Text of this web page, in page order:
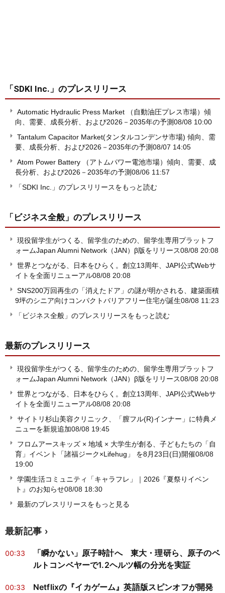
「SDKI Inc.」 のプレスリリース
Automatic Hydraulic Press Market （自動油圧プレス市場）傾
向、需要、成長分析、および2026－2035年の予測08/08 10:00
Tantalum Capacitor Market(タンタルコンデンサ市場) 傾向、需
要、成長分析、および2026－2035年の予測08/07 14:05
Atom Power Battery （アトムパワー電池市場）傾向、需要、成
長分析、および2026－2035年の予測08/06 11:57
「SDKI Inc.」のプレスリリースをもっと読む
「ビジネス全般」 のプレスリリース
現役留学生がつくる、留学生のための、留学生専用プラットフ
ォームJapan Alumni Network（JAN）β版をリリース08/08 20:08
世界とつながる、日本をひらく。創立13周年、JAPI公式Webサ
イトを全面リニューアル08/08 20:08
SNS200万回再生の「消えたドア」の謎が明かされる、建築面積
9坪のシニア向けコンパクトバリアフリー住宅が誕生08/08 11:23
「ビジネス全般」のプレスリリースをもっと読む
最新のプレスリリース
現役留学生がつくる、留学生のための、留学生専用プラットフ
ォームJapan Alumni Network（JAN）β版をリリース08/08 20:08
世界とつながる、日本をひらく。創立13周年、JAPI公式Webサ
イトを全面リニューアル08/08 20:08
サイトリ杉山美容クリニック、「膣フル(R)インナー」に特典メ
ニューを新規追加08/08 19:45
フロムアースキッズ × 地域 × 大学生が創る、子どもたちの「自
育」イベント「諸福ジーク×Lifehug」 を8月23日(日)開催08/08
19:00
学園生活コミュニティ「キャラフレ」｜2026『夏祭りイベン
ト』のお知らせ08/08 18:30
最新のプレスリリースをもっと見る
最新記事
00:33
「瞬かない」原子時計へ 東大・理研ら、原子のベ
ルトコンベヤーで1.2ヘルツ幅の分光を実証
00:33
Netflixの『イカゲーム』英語版スピンオフが開発